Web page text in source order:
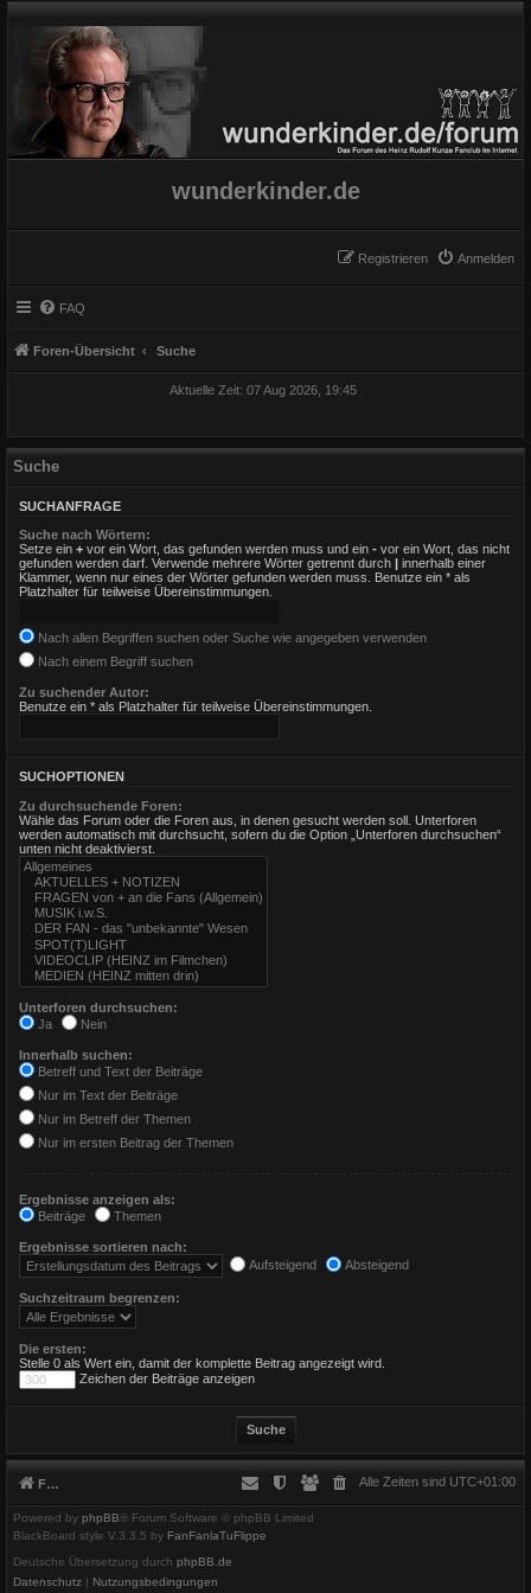
wunderkinder.de
Anmelden
Registrieren
FAQ
Foren-Übersicht Suche
Aktuelle Zeit: 07 Aug 2026, 19:45
Suche
SUCHANFRAGE
Suche nach Wörtern:
Setze ein + vor ein Wort, das gefunden werden muss und ein - vor ein Wort, das nicht
gefunden werden darf. Verwende mehrere Wörter getrennt durch | innerhalb einer
Klammer, wenn nur eines der Wörter gefunden werden muss. Benutze ein * als
Platzhalter für teilweise Übereinstimmungen.
Nach allen Begriffen suchen oder Suche wie angegeben verwenden
Nach einem Begriff suchen
Zu suchender Autor:
Benutze ein * als Platzhalter für teilweise Übereinstimmungen.
SUCHOPTIONEN
Zu durchsuchende Foren:
Wähle das Forum oder die Foren aus, in denen gesucht werden soll. Unterforen
werden automatisch mit durchsucht, sofern du die Option „Unterforen durchsuchen“
unten nicht deaktivierst.
Unterforen durchsuchen:
Ja
Nein
Innerhalb suchen:
Betreff und Text der Beiträge
Nur im Text der Beiträge
Nur im Betreff der Themen
Nur im ersten Beitrag der Themen
Ergebnisse anzeigen als:
Beiträge
Themen
Ergebnisse sortieren nach:
Aufsteigend
Absteigend
Suchzeitraum begrenzen:
Die ersten:
Stelle 0 als Wert ein, damit der komplette Beitrag angezeigt wird.
Zeichen der Beiträge anzeigen
Foren-Übersicht Alle Zeiten sind UTC+01:00
Powered by phpBB® Forum Software © phpBB Limited
BlackBoard style V.3.3.5 by FanFanlaTuFlippe
Deutsche Übersetzung durch phpBB.de
Datenschutz | Nutzungsbedingungen